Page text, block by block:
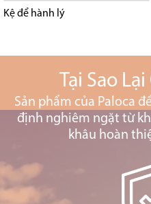
Kệ để hành lý
Tại Sao
Sản phẩm của Paloca
định nghiêm ngặt từ
khâu hoàn